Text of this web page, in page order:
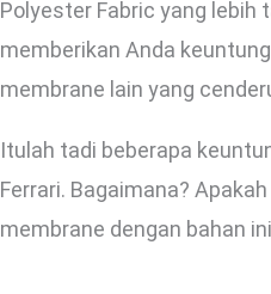
Polyester Fabric yang lebih
memberikan Anda
membrane lain yang
Itulah tadi beberapa
Ferrari. Bagaimana?
membrane dengan bahan